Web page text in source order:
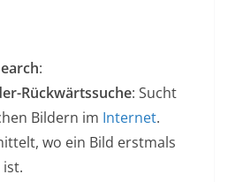
:
Rückwärtssuche: Sucht
Bildern im Internet.
wo ein Bild erstmals